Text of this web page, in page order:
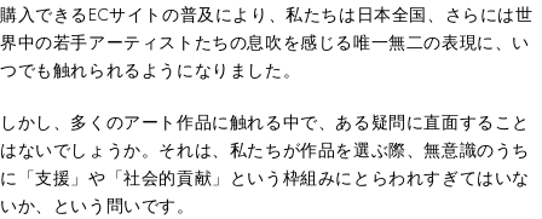
購入できるECサイトの普及により、私たちは日本全国、さらには世
界中の若手アーティストたちの息吹を感じる唯一無二の表現に、い
つでも触れられるようになりました。
しかし、多くのアート作品に触れる中で、ある疑問に直面すること
はないでしょうか。それは、私たちが作品を選ぶ際、無意識のうち
に「支援」や「社会的貢献」という枠組みにとらわれすぎてはいな
いか、という問いです。